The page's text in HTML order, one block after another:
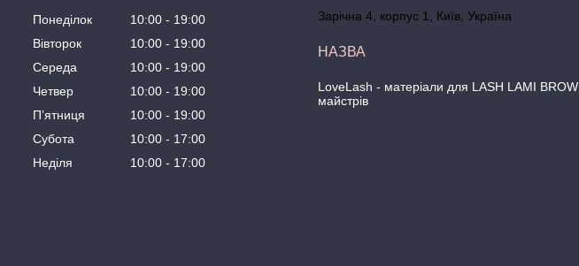
Понеділок 10:00
19:00
Вівторок
10:00
19:00
Середа
10:00
19:00
Четвер
10:00
19:00
Пʼятниця
10:00
19:00
Субота
10:00
17:00
Неділя
10:00 17:00
Зарічна 4, корпус 1, Київ, Україна
LoveLash - матеріали для LASH LAMI BROW
майстрів